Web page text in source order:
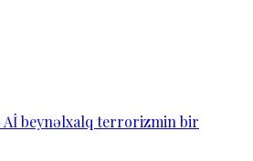
Aİ beynəlxalq terrorizmin bir